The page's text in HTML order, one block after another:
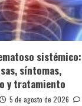
sistémico:
síntomas,
y tratamiento
5 de agosto de 2026